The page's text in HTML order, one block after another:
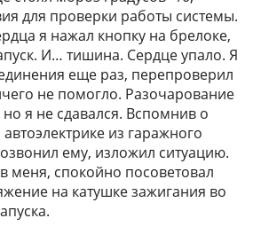
для проверки работы системы.
я нажал кнопку на брелоке,
И… тишина. Сердце упало. Я
еще раз, перепроверил
не помогло. Разочарование
я не сдавался. Вспомнив о
из гаражного
ему, изложил ситуацию.
меня, спокойно посоветовал
на катушке зажигания во